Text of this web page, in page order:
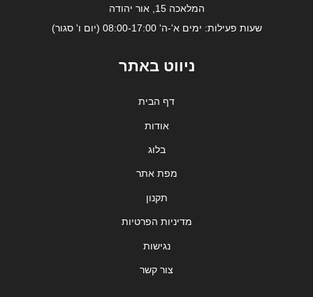
המלאכה 15, אור יהודה
שעות פעילות: ימים א'-ה' 08:00-17:00 (יום ו' סגור)
ניווט באתר
דף הבית
אודות
בלוג
מפת אתר
תקנון
מדיניות הפרטיות
נגישות
צור קשר